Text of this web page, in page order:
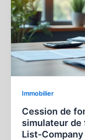
Immobilier
Cession de
simulateur
List-Company